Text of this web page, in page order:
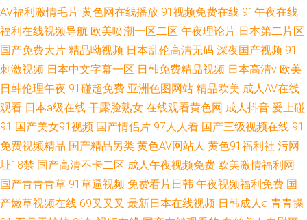
AV福利激情毛片 黄色网在线播放 91视频免费在线 91午夜在线
福利在线视频导航 欧美喷潮一区二区 午夜理论片 日本第二片区
国产免费大片 精品呦视频 日本乱伦高清无码 深夜国产视频 91
刺激视频 日本中文字幕一区 日韩免费精品视频 日本高清v 欧美
日韩伦理午夜 91碰超免费 亚洲色图网站 精品欧美 成人AV在线
观看 日本a级在线 干露脸熟女 在线观看黄色网 成人抖音 爰上碰
91 国产美女91视频 国产情侣片 97人人看 国产三级视频在线 91
免费视频精品 国产精品另类 黄色AV网站人 黄色91福利社 污网
址18禁 国产高清不卡二区 成人午夜视频免费 欧美激情福利网
国产青青青草 91草逼视频 免费看片日韩 午夜视频福利免费 国
产嫩草视频在线 69叉叉叉 最新日本在线视频 日韩成人a 青青操